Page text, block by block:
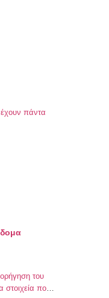
πάντα
του
στοιχεία που